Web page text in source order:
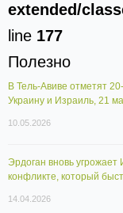
extended/
line 177
Полезно
В Тель-Авиве отметят
Украину и Израиль, 21
10.05.2026
Эрдоган вновь
конфликте, который
14.04.2026